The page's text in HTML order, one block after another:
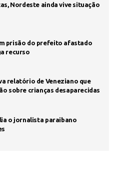
Nordeste ainda vive situação
prisão do prefeito afastado
recurso
relatório de Veneziano que
sobre crianças desaparecidas
o jornalista paraibano